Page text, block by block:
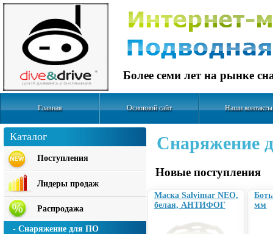
Более семи лет на рынке
Главная Основной сайт Наши контакты
Cнаряжение
Новые поступления
Маска Salvimar NEO,
белая, АНТИФОГ
мм
Каталог
Поступления
Лидеры продаж
Распродажа
- Снаряжение для ПО